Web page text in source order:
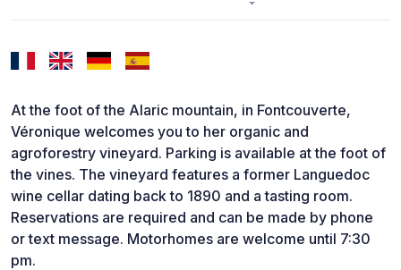
At the foot of the Alaric mountain, in Fontcouverte,
Véronique welcomes you to her organic and
agroforestry vineyard. Parking is available at the foot of
the vines. The vineyard features a former Languedoc
wine cellar dating back to 1890 and a tasting room.
Reservations are required and can be made by phone
or text message. Motorhomes are welcome until 7:30
pm.